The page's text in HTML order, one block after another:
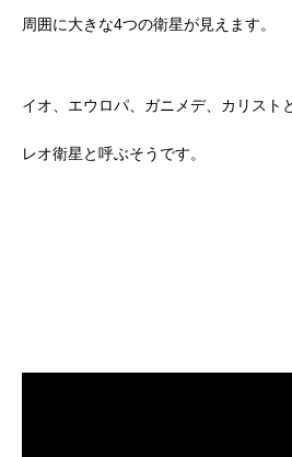
周囲に大きな4つの衛星が見えます。
イオ、エウロパ、ガニメデ、カリスト
レオ衛星と呼ぶそうです。